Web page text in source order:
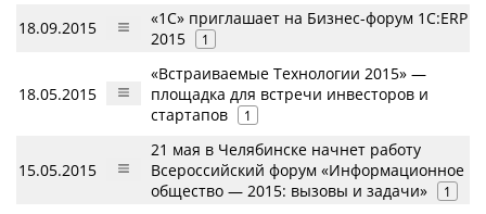
18.09.2015
«1С» приглашает на Бизнес-форум 1С:ERP
2015
1
18.05.2015
«Встраиваемые Технологии 2015» —
площадка для встречи инвесторов и
стартапов
1
15.05.2015
21 мая в Челябинске начнет работу
Всероссийский форум «Информационное
общество — 2015: вызовы и задачи»
1